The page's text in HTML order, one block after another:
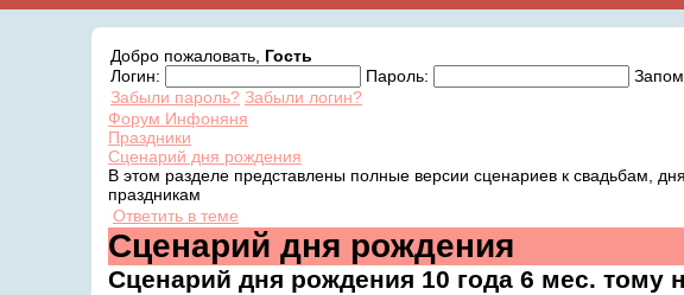
Добро пожаловать, Гость
Логин:
Пароль:
Забыли пароль? Забыли логин?
Форум Инфоняня
Праздники
Сценарий дня рождения
В этом разделе представлены полные версии сценариев к свадьбам,
праздникам
Ответить в теме
Сценарий дня рождения
Сценарий дня рождения 10 года 6 мес. тому